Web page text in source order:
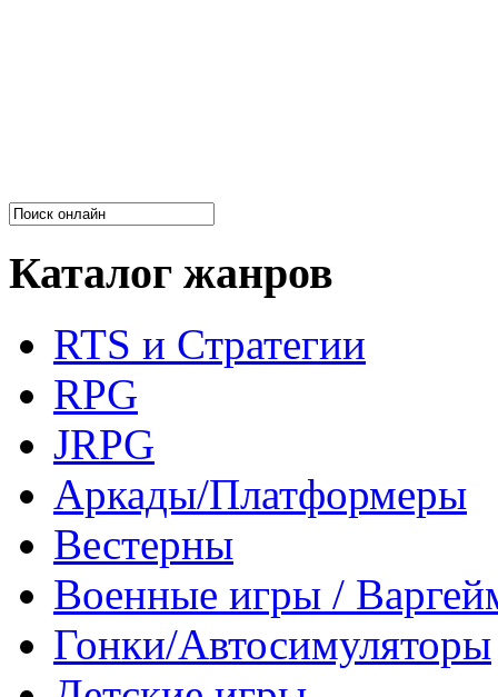
Каталог жанров
RTS и Стратегии
RPG
JRPG
Аркады/Платформеры
Вестерны
Военные игры /
Гонки/Автосимуляторы